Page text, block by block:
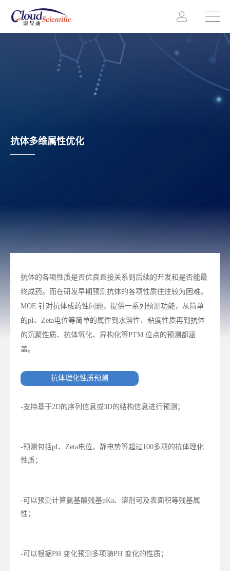
抗体多维属性优化
抗体的各项性质是否优良直接关系到后续的开发和是否能最
终成药。而在研发早期预测抗体的各项性质往往较为困难。
MOE 针对抗体成药性问题，提供一系列预测功能，从简单
的pI、Zeta电位等简单的属性到水溶性、粘度性质再到抗体
的沉聚性质、抗体氧化、异构化等PTM 位点的预测都涵
盖。
抗体理化性质预测
-支持基于2D的序列信息或3D的结构信息进行预测；
-预测包括pI、Zeta电位、静电势等超过100多项的抗体理化
性质；
-可以预测计算氨基酸残基pKa、溶剂可及表面积等残基属
性；
-可以根据PH 变化预测多项随PH 变化的性质；